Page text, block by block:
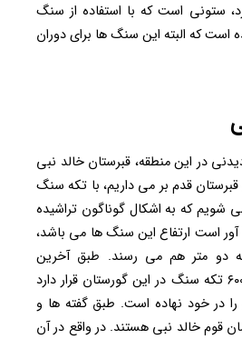
ستونی است که با استفاده از سنگ
است که البته این سنگ ها برای دوران
در این منطقه، قبرستان خالد نبی
قدم بر می داریم، با تکه سنگ
شویم که به اشکال گوناگون تراشیده
است ارتفاع این سنگ ها می باشد،
دو متر هم می رسند. طبق آخرین
تحقیقات صورت گرفته، ۶۰۰ تکه سنگ در این گورستان قرار دارد
را در خود نهاده است. طبق گفته ها و
قوم خالد نبی هستند. در واقع در آن